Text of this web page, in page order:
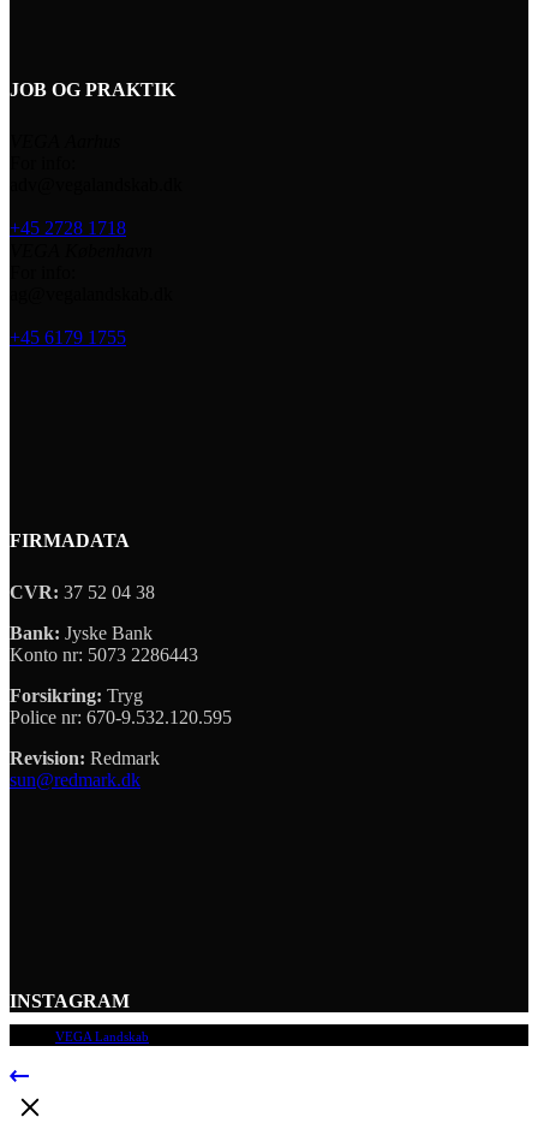
JOB OG PRAKTIK
+45 2728 1718
+45 6179 1755
FIRMADATA
CVR: 37 52 04 38
Bank: Jyske Bank
Konto nr: 5073 2286443
Forsikring: Tryg
Police nr: 670-9.532.120.595
Revision: Redmark
sun@redmark.dk
INSTAGRAM
VEGA Landskab